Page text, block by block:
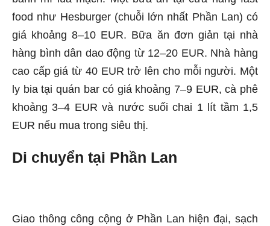
food như Hesburger (chuỗi lớn nhất Phần Lan) có
giá khoảng 8–10 EUR. Bữa ăn đơn giản tại nhà
hàng bình dân dao động từ 12–20 EUR. Nhà hàng
cao cấp giá từ 40 EUR trở lên cho mỗi người. Một
ly bia tại quán bar có giá khoảng 7–9 EUR, cà phê
khoảng 3–4 EUR và nước suối chai 1 lít tầm 1,5
EUR nếu mua trong siêu thị.
Di chuyển tại Phần Lan
Giao thông công cộng ở Phần Lan hiện đại, sạch